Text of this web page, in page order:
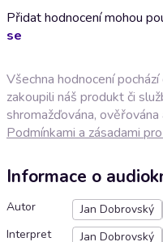
Přidat hodnocení mohou
se
Všechna hodnocení
zakoupili náš produkt či
shromažďována,
Podmínkami a zásadami
Informace o
Autor Jan Dobrovský
Interpret
Jan Dobrovský